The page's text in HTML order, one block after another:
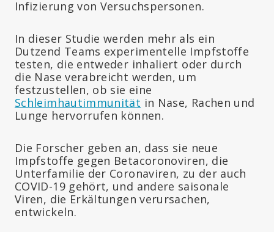
Infizierung von Versuchspersonen.
In dieser Studie werden mehr als ein
Dutzend Teams experimentelle Impfstoffe
testen, die entweder inhaliert oder durch
die Nase verabreicht werden, um
festzustellen, ob sie eine
Schleimhautimmunität in Nase, Rachen und
Lunge hervorrufen können.
Die Forscher geben an, dass sie neue
Impfstoffe gegen Betacoronoviren, die
Unterfamilie der Coronaviren, zu der auch
COVID-19 gehört, und andere saisonale
Viren, die Erkältungen verursachen,
entwickeln.